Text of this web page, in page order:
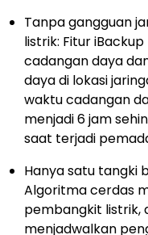
Tanpa gangguan
listrik: Fitur
cadangan daya
daya di lokasi
waktu cadangan
menjadi 6 jam
saat terjadi
Hanya satu tangki
Algoritma cerdas
pembangkit listrik,
menjadwalkan